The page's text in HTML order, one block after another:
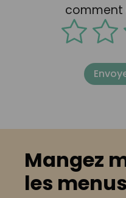
comment
Mangez
les